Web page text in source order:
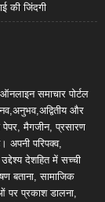
की जिंदगी
समाचार पोर्टल
और
पेपर, मैगजीन, प्रसारण
अपनी परिपक्व,
देशहित में सच्ची
बताना, सामाजिक
प्रकाश डालना,